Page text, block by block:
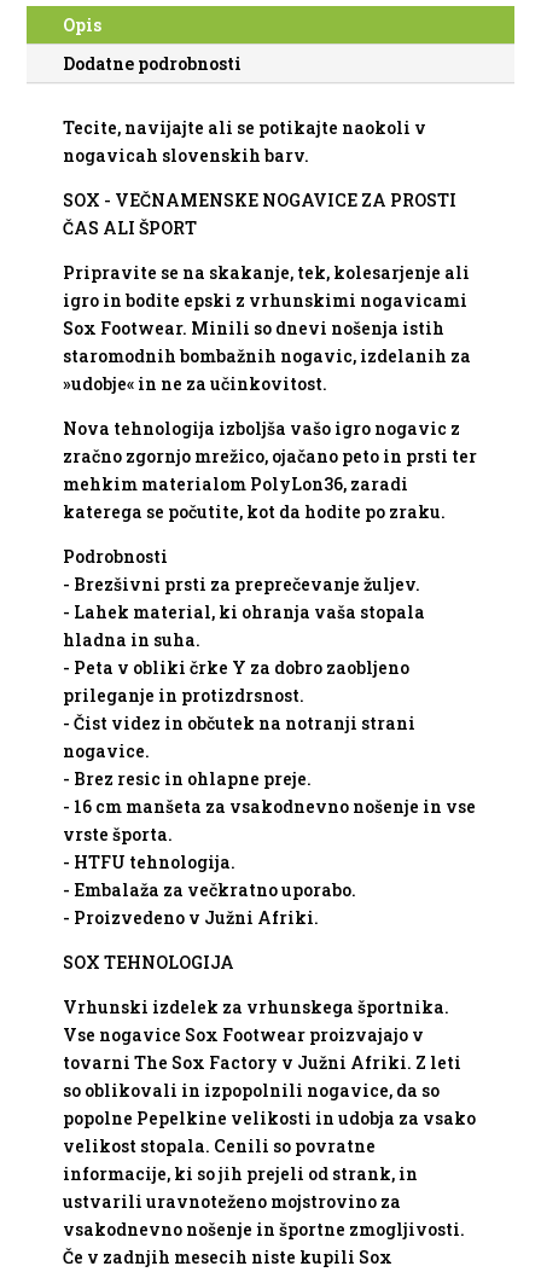
Opis
Dodatne podrobnosti
Tecite, navijajte ali se potikajte naokoli v
nogavicah slovenskih barv.
SOX - VEČNAMENSKE NOGAVICE ZA PROSTI
ČAS ALI ŠPORT
Pripravite se na skakanje, tek, kolesarjenje ali
igro in bodite epski z vrhunskimi nogavicami
Sox Footwear. Minili so dnevi nošenja istih
staromodnih bombažnih nogavic, izdelanih za
»udobje« in ne za učinkovitost.
Nova tehnologija izboljša vašo igro nogavic z
zračno zgornjo mrežico, ojačano peto in prsti ter
mehkim materialom PolyLon36, zaradi
katerega se počutite, kot da hodite po zraku.
Podrobnosti
- Brezšivni prsti za preprečevanje žuljev.
- Lahek material, ki ohranja vaša stopala
hladna in suha.
- Peta v obliki črke Y za dobro zaobljeno
prileganje in protizdrsnost.
- Čist videz in občutek na notranji strani
nogavice.
- Brez resic in ohlapne preje.
- 16 cm manšeta za vsakodnevno nošenje in vse
vrste športa.
- HTFU tehnologija.
- Embalaža za večkratno uporabo.
- Proizvedeno v Južni Afriki.
SOX TEHNOLOGIJA
Vrhunski izdelek za vrhunskega športnika.
Vse nogavice Sox Footwear proizvajajo v
tovarni The Sox Factory v Južni Afriki. Z leti
so oblikovali in izpopolnili nogavice, da so
popolne Pepelkine velikosti in udobja za vsako
velikost stopala. Cenili so povratne
informacije, ki so jih prejeli od strank, in
ustvarili uravnoteženo mojstrovino za
vsakodnevno nošenje in športne zmogljivosti.
Če v zadnjih mesecih niste kupili Sox